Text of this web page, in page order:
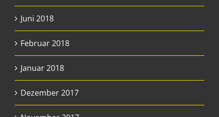
Juni 2018
Februar 2018
Januar 2018
Dezember 2017